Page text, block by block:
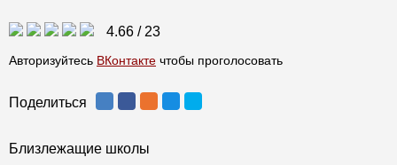
4.66 / 23
Авторизуйтесь ВКонтакте чтобы проголосовать
Поделиться
Близлежащие школы